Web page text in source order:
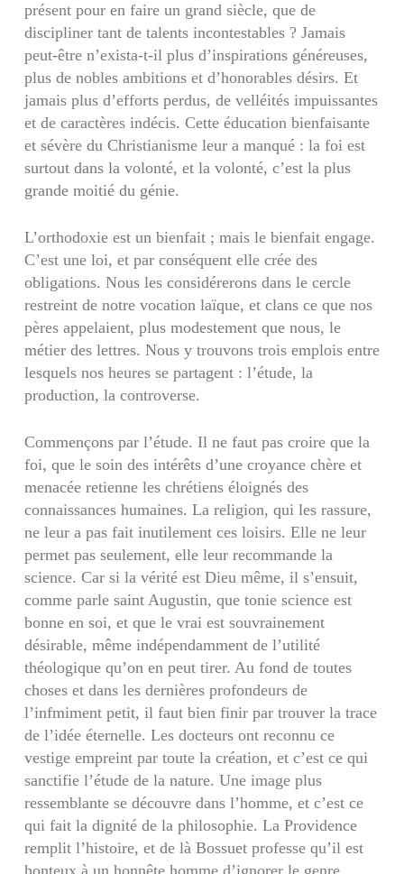
présent pour en faire un grand siècle, que de
discipliner tant de talents in­contestables ? Jamais
peut-être n’exista-t-il plus d’inspirations généreuses,
plus de nobles ambitions et d’honorables désirs. Et
jamais plus d’efforts perdus, de velléités impuissantes
et de caractères indécis. Cette éducation bienfaisante
et sévère du Christianisme leur a manqué : la foi est
surtout dans la volonté, et la volonté, c’est la plus
grande moitié du génie.
L’orthodoxie est un bienfait ; mais le bienfait engage.
C’est une loi, et par conséquent elle crée des
obligations. Nous les considérerons dans le cercle
restreint de notre vocation laïque, et clans ce que nos
pères appelaient, plus modestement que nous, le
métier des lettres. Nous y trouvons trois emplois entre
lesquels nos heures se partagent : l’étude, la
production, la controverse.
Commençons par l’étude. Il ne faut pas croire que la
foi, que le soin des intérêts d’une croyance chère et
menacée retienne les chrétiens éloignés des
connaissances humaines. La religion, qui les rassure,
ne leur a pas fait inutilement ces loisirs. Elle ne leur
permet pas seulement, elle leur re­commande la
science. Car si la vérité est Dieu même, il s’ensuit,
comme parle saint Augustin, que tonie science est
bonne en soi, et que le vrai est souvrainement
désirable, même indépendam­ment de l’utilité
théologique qu’on en peut tirer. Au fond de toutes
choses et dans les dernières pro­fondeurs de
l’infmiment petit, il faut bien finir par trouver la trace
de l’idée éternelle. Les docteurs ont reconnu ce
vestige empreint par toute la création, et c’est ce qui
sanctifie l’étude de la nature. Une image plus
ressemblante se découvre dans l’homme, et c’est ce
qui fait la dignité de la philo­sophie. La Providence
remplit l’histoire, et de là Bossuet professe qu’il est